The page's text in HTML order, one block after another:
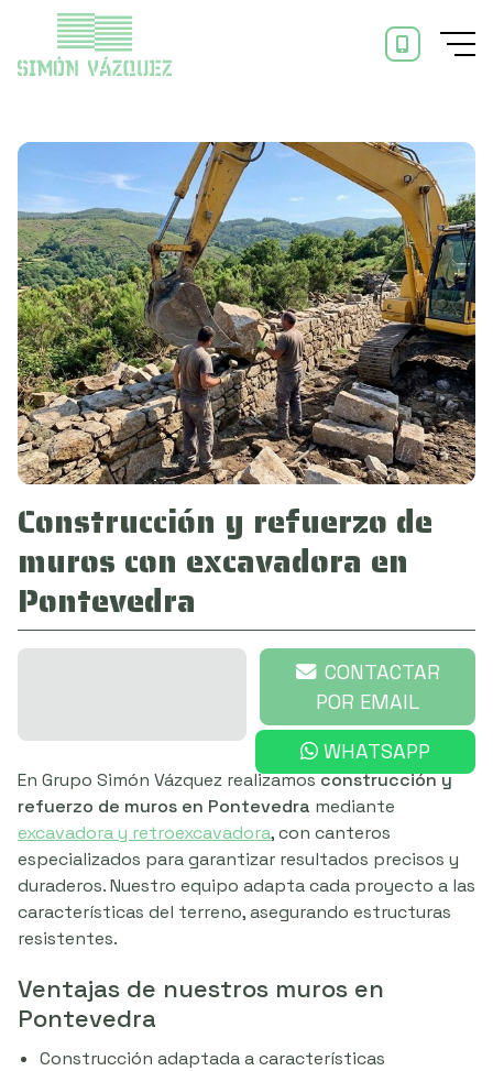
Construcción y refuerzo de
muros con excavadora en
Pontevedra
649 721 539
CONTACTAR
POR EMAIL
WHATSAPP
En Grupo Simón Vázquez realizamosconstrucción y
refuerzo de muros en Pontevedra mediante
excavadora y retroexcavadora, con canteros
especializados para garantizar resultados precisos y
duraderos. Nuestro equipo adapta cada proyecto a las
características del terreno, asegurando estructuras
resistentes.
Ventajas de nuestros muros en
Pontevedra
Construcción adaptada a características